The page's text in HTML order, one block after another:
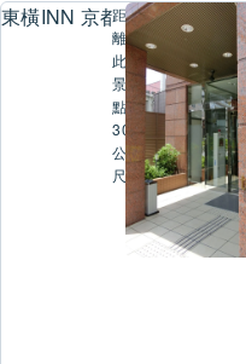
東橫INN 京都琵琶湖大津
距
離
此
景
點
304
公
尺